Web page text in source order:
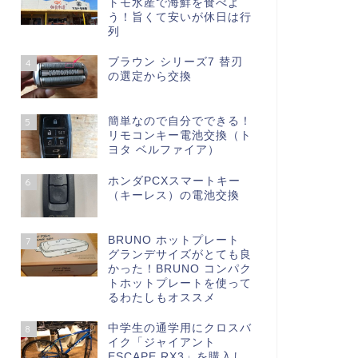
トモ水産で海鮮を食べよ
う！旨くて安いが休日は行
列
4
ブラウン シリーズ7 替刃
の選定から交換
5
簡単なので自分でできる！
リモコンキー電池交換（ト
ヨタ ベルファイア）
6
ホンダPCXスマートキー
（キーレス）の電池交換
7
BRUNO ホットプレート
グランデサイズがとても良
かった！BRUNO コンパク
トホットプレートを使って
るわたしもオススメ
8
中学生の通学用にクロスバ
イク「ジャイアント